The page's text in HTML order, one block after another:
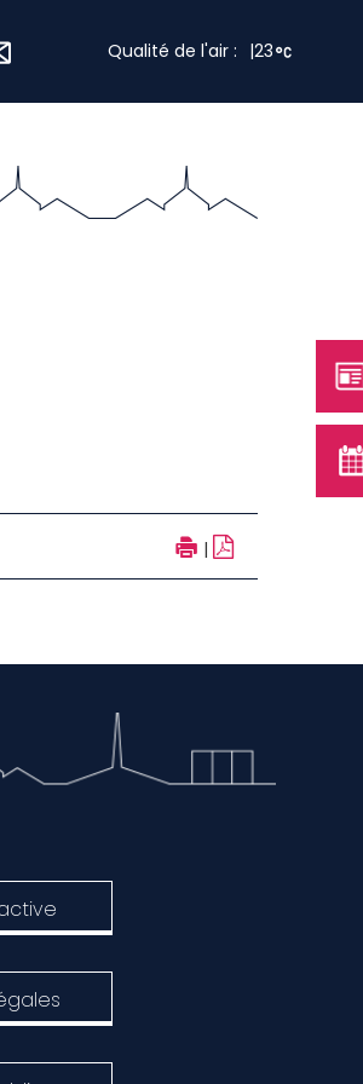
Qualité de l'air : |23
|